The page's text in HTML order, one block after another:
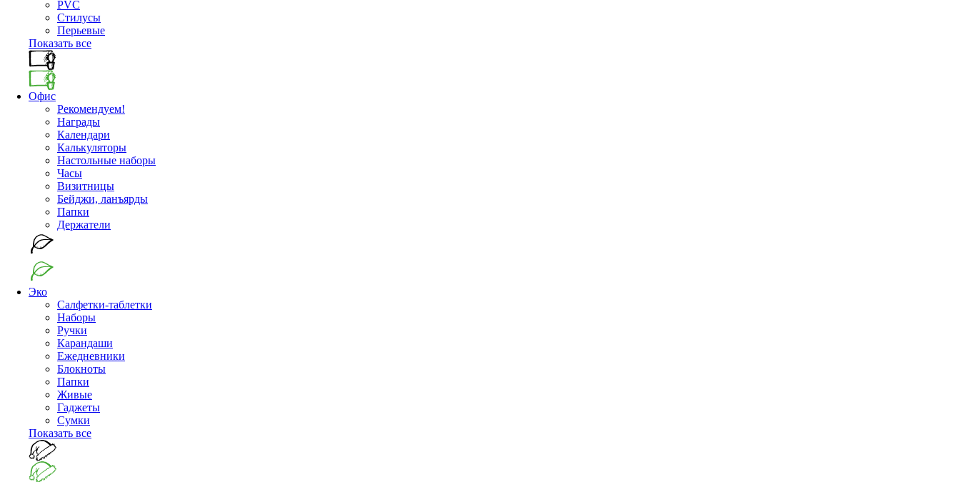
PVC
Стилусы
Перьевые
Показать все
Офис
Рекомендуем!
Награды
Календари
Калькуляторы
Настольные наборы
Часы
Визитницы
Бейджи, ланъярды
Папки
Держатели
Эко
Салфетки-таблетки
Наборы
Ручки
Карандаши
Ежедневники
Блокноты
Папки
Живые
Гаджеты
Сумки
Показать все